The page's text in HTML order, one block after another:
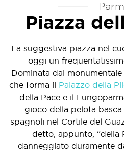
Piazza
La suggestiva piazza nel
oggi un
Dominata dal
che forma il Palazzo della
della Pace e il
gioco della pelota
spagnoli nel Cortile del
detto, appunto, “della
danneggiato duramente